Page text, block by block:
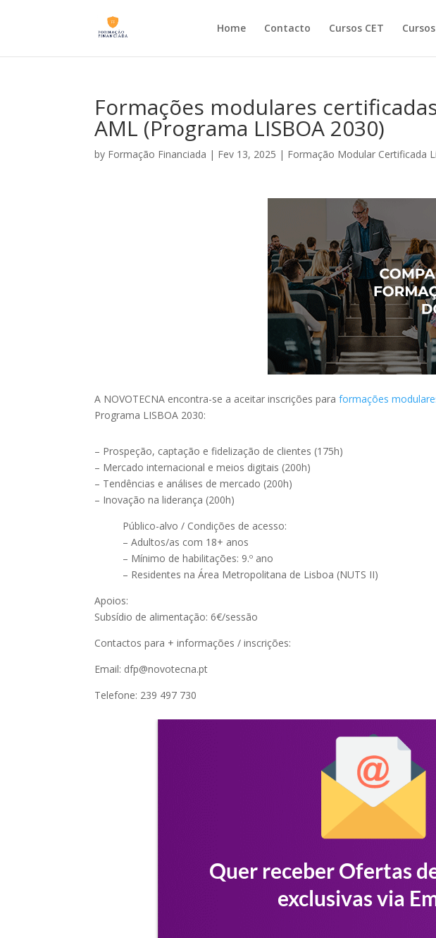
Home Contacto Cursos CET
Formações modulares
AML (Programa LISBOA 2030)
by Formação Financiada | Fev 13, 2025 | Formação Modular Certificada
A NOVOTECNA encontra-se a aceitar inscrições paraformações
Programa LISBOA 2030:
– Prospeção, captação e fidelização de clientes (175h)
– Mercado internacional e meios digitais (200h)
– Tendências e análises de mercado (200h)
– Inovação na liderança (200h)
Público-alvo / Condições de acesso:
– Adultos/as com 18+ anos
– Mínimo de habilitações: 9.º ano
– Residentes na Área Metropolitana de Lisboa (NUTS II)
Apoios:
Subsídio de alimentação: 6€/sessão
Contactos para + informações / inscrições:
Email: dfp@novotecna.pt
Telefone: 239 497 730